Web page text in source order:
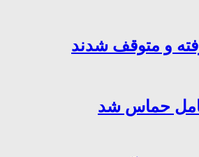
و متوقف شدند
حماس شد